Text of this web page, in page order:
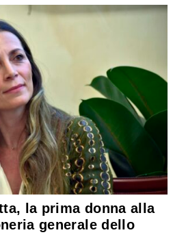
la prima donna alla
generale dello